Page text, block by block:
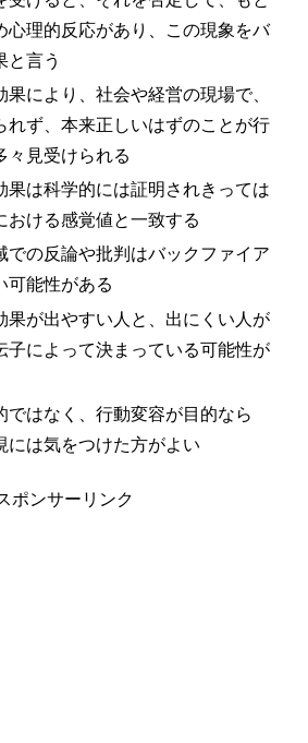
心理的反応があり、この現象をバ
と言う
により、社会や経営の現場で、
れず、本来正しいはずのことが行
々見受けられる
果は科学的には証明されきっては
おける感覚値と一致する
での反論や批判はバックファイア
可能性がある
果が出やすい人と、出にくい人が
子によって決まっている可能性が
ではなく、行動変容が目的なら
には気をつけた方がよい
ポンサーリンク